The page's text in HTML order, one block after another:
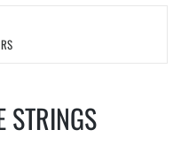
STRINGS